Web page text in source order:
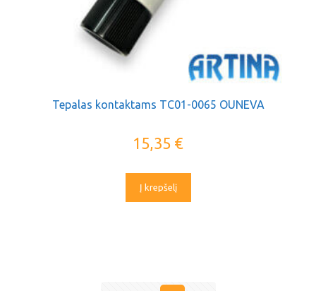
Tepalas kontaktams TC01-0065 OUNEVA
15,35 €
Į krepšelį